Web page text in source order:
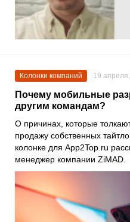
Колонки компаний 19
Почему мобильные
другим командам?
О причинах, которые
продажу собственных
колонке для App2Top.ru
менеджер компании ZiMAD